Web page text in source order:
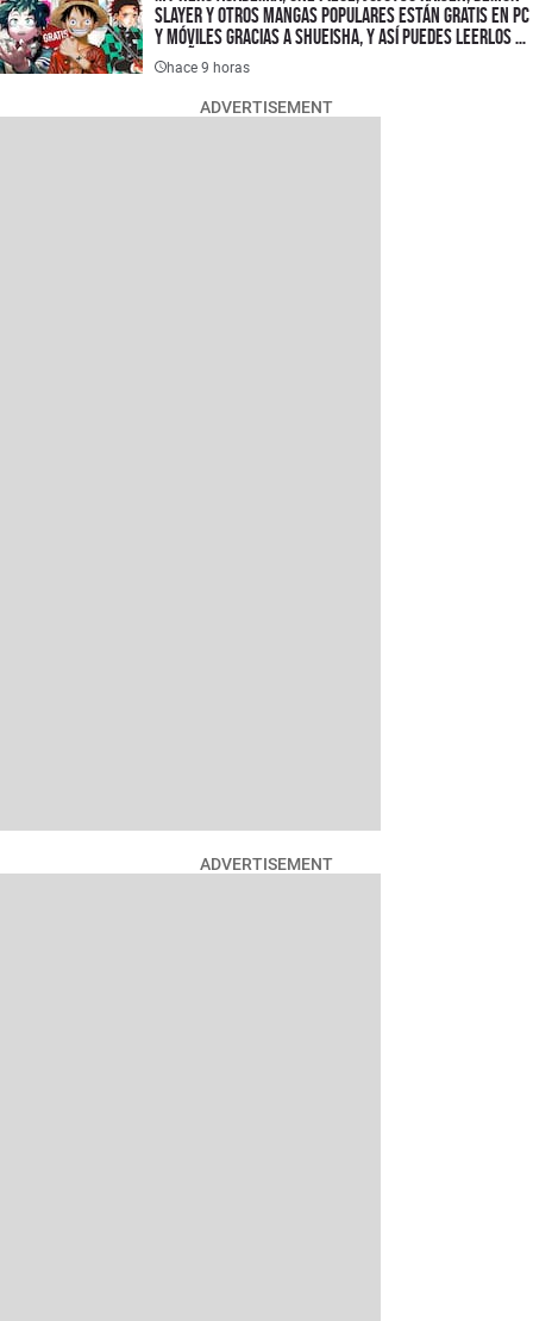
Slayer y otros mangas populares están gratis en PC
y móviles gracias a Shueisha, y así puedes leerlos en
español
hace 9 horas
ADVERTISEMENT
ADVERTISEMENT